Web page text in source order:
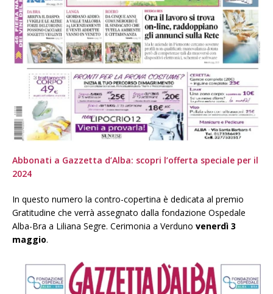
Abbonati a Gazzetta d’Alba: scopri l’offerta speciale per il
2024
In questo numero la contro-copertina è dedicata al premio
Gratitudine che verrà assegnato dalla fondazione Ospedale
Alba-Bra a Liliana Segre. Cerimonia a Verduno venerdì 3
maggio.